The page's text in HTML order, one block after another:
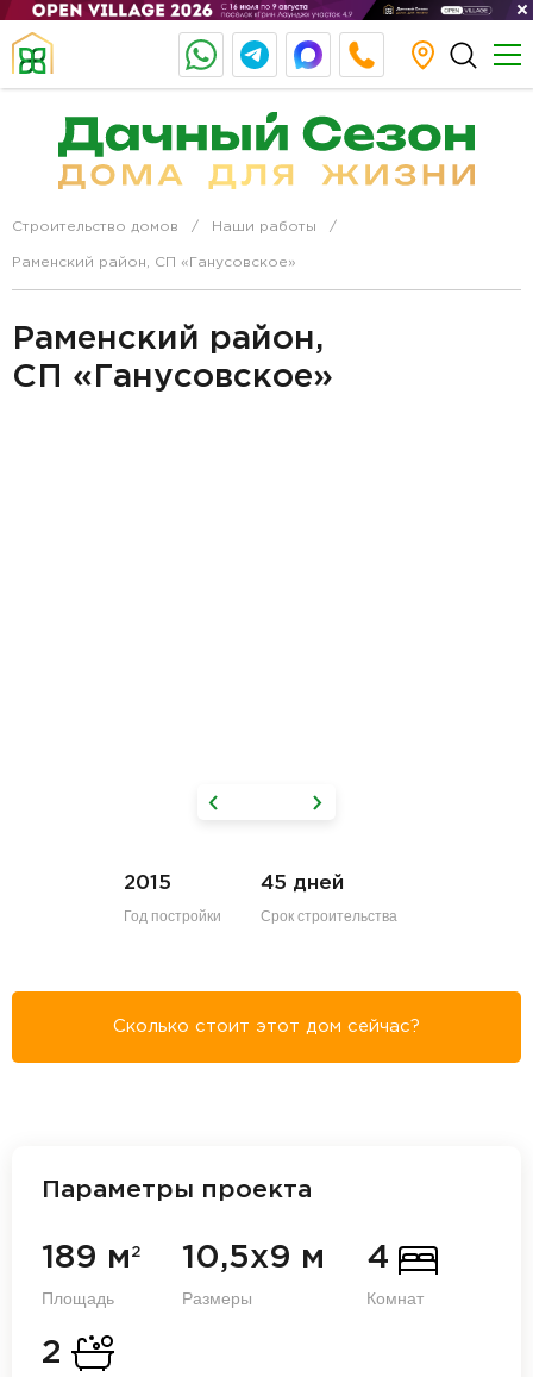
Строительство домов Наши работы
Раменский район, СП «Ганусовское»
Раменский район,
СП «Ганусовское»
2015
Год постройки
45 дней
Срок строительства
Сколько стоит этот дом сейчас?
Параметры проекта
189 м 2
Площадь
10,5х9 м
Размеры
4
Комнат
2